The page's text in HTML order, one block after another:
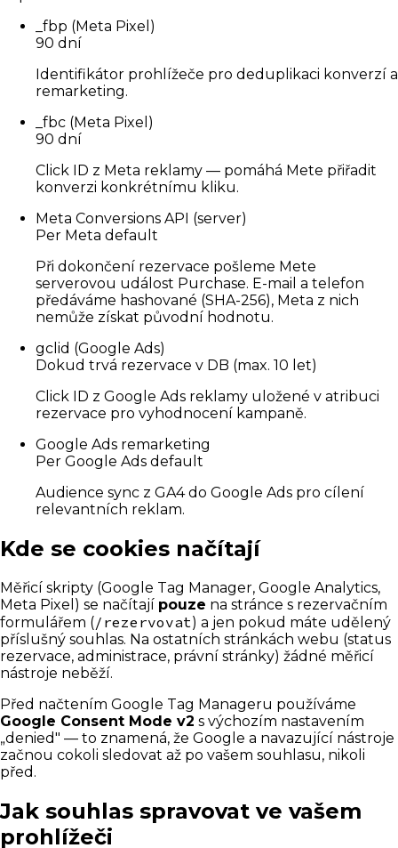
_fbp (Meta Pixel)
90 dní
Identifikátor prohlížeče pro deduplikaci konverzí a
remarketing.
_fbc (Meta Pixel)
90 dní
Click ID z Meta reklamy — pomáhá Mete přiřadit
konverzi konkrétnímu kliku.
Meta Conversions API (server)
Per Meta default
Při dokončení rezervace pošleme Mete
serverovou událost Purchase. E-mail a telefon
předáváme hashované (SHA-256), Meta z nich
nemůže získat původní hodnotu.
gclid (Google Ads)
Dokud trvá rezervace v DB (max. 10 let)
Click ID z Google Ads reklamy uložené v atribuci
rezervace pro vyhodnocení kampaně.
Google Ads remarketing
Per Google Ads default
Audience sync z GA4 do Google Ads pro cílení
relevantních reklam.
Kde se cookies načítají
Měřicí skripty (Google Tag Manager, Google Analytics,
Meta Pixel) se načítají pouze na stránce s rezervačním
formulářem (/rezervovat) a jen pokud máte udělený
příslušný souhlas. Na ostatních stránkách webu (status
rezervace, administrace, právní stránky) žádné měřicí
nástroje neběží.
Před načtením Google Tag Manageru používáme
Google Consent Mode v2 s výchozím nastavením
„denied" — to znamená, že Google a navazující nástroje
začnou cokoli sledovat až po vašem souhlasu, nikoli
před.
Jak souhlas spravovat ve vašem
prohlížeči